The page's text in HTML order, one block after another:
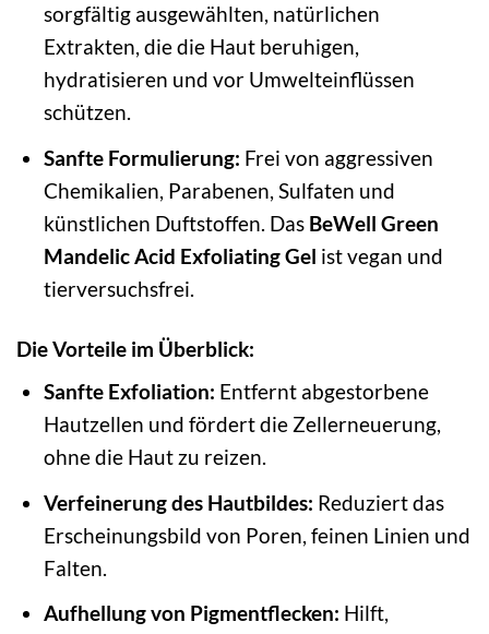
sorgfältig ausgewählten, natürlichen
Extrakten, die die Haut beruhigen,
hydratisieren und vor Umwelteinflüssen
schützen.
Sanfte Formulierung: Frei von aggressiven
Chemikalien, Parabenen, Sulfaten und
künstlichen Duftstoffen. Das BeWell Green
Mandelic Acid Exfoliating Gel ist vegan und
tierversuchsfrei.
Die Vorteile im Überblick:
Sanfte Exfoliation: Entfernt abgestorbene
Hautzellen und fördert die Zellerneuerung,
ohne die Haut zu reizen.
Verfeinerung des Hautbildes: Reduziert das
Erscheinungsbild von Poren, feinen Linien und
Falten.
Aufhellung von Pigmentflecken: Hilft,